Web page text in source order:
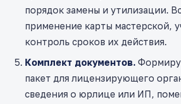
порядок замены и утилизации.
применение карты мастерской,
контроль сроков их действия.
Комплект документов.
пакет для лицензирующего
сведения о юрлице или ИП,